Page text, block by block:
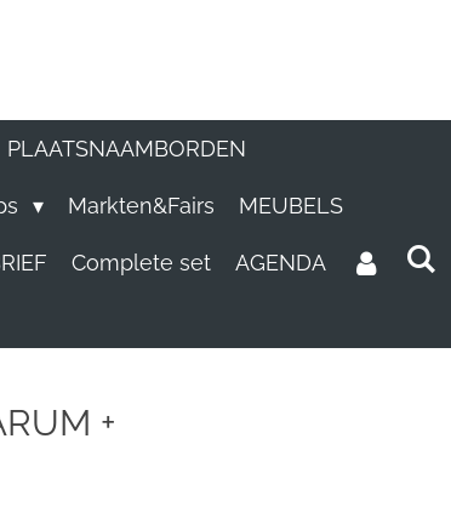
PLAATSNAAMBORDEN
Markten&Fairs MEUBELS
Complete set AGENDA
+